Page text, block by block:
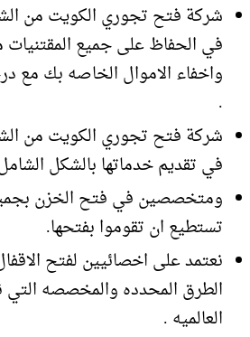
شركة فتح تجوري الكويت من
في الحفاظ على جميع المقتنيات
واخفاء الاموال الخاصه بك مع
.
شركة فتح تجوري الكويت من
في تقديم خدماتها بالشكل
ومتخصصين في فتح الخزن بجميع
تستطيع ان تقوموا بفتحها.
نعتمد على اخصائيين لفتح
الطرق المحدده والمخصصه التي
العالميه .